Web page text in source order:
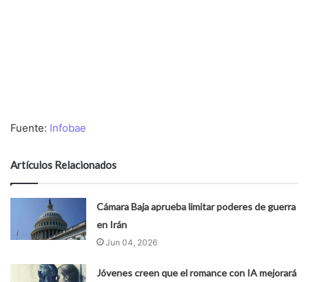
Fuente: Infobae
Artículos Relacionados
Cámara Baja aprueba limitar poderes de guerra
en Irán
Jun 04, 2026
Jóvenes creen que el romance con IA mejorará